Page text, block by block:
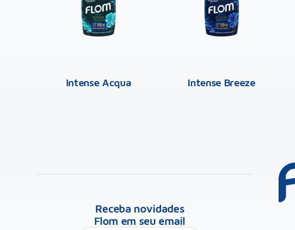
Intense Acqua Intense Breeze
Receba novidades
Flom em seu email